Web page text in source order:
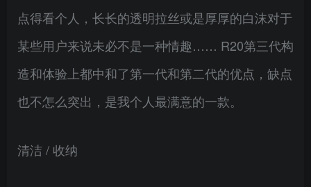
点得看个人，长长的透明拉丝或是厚厚的白沫对于
某些用户来说未必不是一种情趣…… R20第三代构
造和体验上都中和了第一代和第二代的优点，缺点
也不怎么突出，是我个人最满意的一款。
清洁 / 收纳